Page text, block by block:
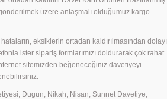
üzere anlaşmalı olduğumuz kargo
eksiklerin ortadan kaldırılmasından dolayı
ister sipariş formlarımızı doldurarak çok rahat
sitemizden beğeneceğiniz davetiyeyi
Dugun, Nikah, Nisan, Sunnet Davetiye,